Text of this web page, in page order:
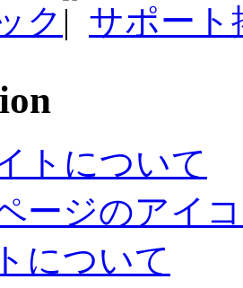
ク
サポート
トについて
ージのアイ
について